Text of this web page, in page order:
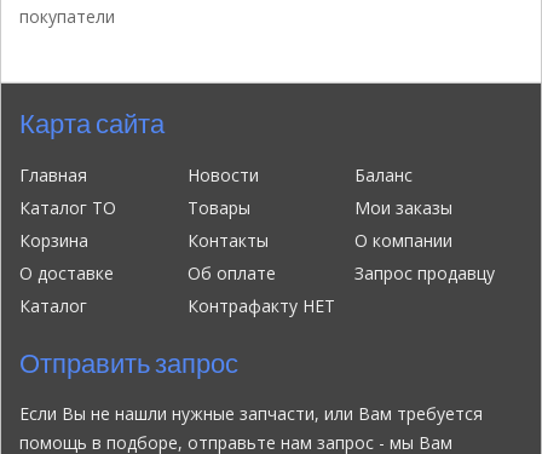
покупатели
Карта сайта
Главная Новости
Баланс
Каталог ТО
Товары
Мои заказы
Корзина
Контакты
О компании
О доставке
Об оплате
Запрос продавцу
Каталог
Контрафакту НЕТ
Отправить запрос
Если Вы не нашли нужные запчасти, или Вам требуется
помощь в подборе, отправьте нам запрос - мы Вам